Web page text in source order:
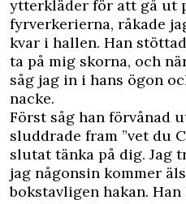
ytterkläder för att gå ut
fyrverkerierna, råkade
kvar i hallen. Han
ta på mig skorna, och
såg jag in i hans ögon
nacke.
Först såg han förvånad
sluddrade fram ”vet du
slutat tänka på dig. Jag
jag någonsin kommer
bokstavligen hakan.